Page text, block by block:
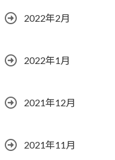
2022年2月
2022年1月
2021年12月
2021年11月